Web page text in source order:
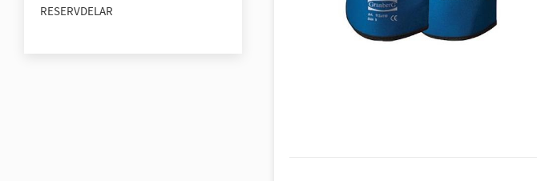
RESERVDELAR